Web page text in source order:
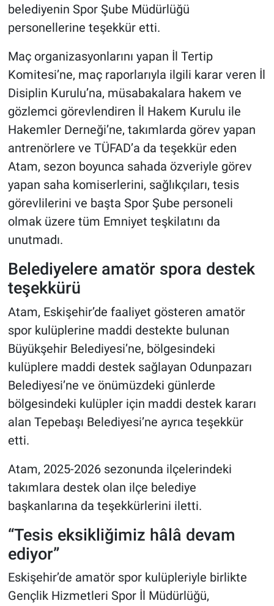
belediyenin Spor Şube Müdürlüğü
personellerine teşekkür etti.
Maç organizasyonlarını yapan İl Tertip
Komitesi’ne, maç raporlarıyla ilgili karar veren İl
Disiplin Kurulu’na, müsabakalara hakem ve
gözlemci görevlendiren İl Hakem Kurulu ile
Hakemler Derneği’ne, takımlarda görev yapan
antrenörlere ve TÜFAD’a da teşekkür eden
Atam, sezon boyunca sahada özveriyle görev
yapan saha komiserlerini, sağlıkçıları, tesis
görevlilerini ve başta Spor Şube personeli
olmak üzere tüm Emniyet teşkilatını da
unutmadı.
Belediyelere amatör spora destek
teşekkürü
Atam, Eskişehir’de faaliyet gösteren amatör
spor kulüplerine maddi destekte bulunan
Büyükşehir Belediyesi’ne, bölgesindeki
kulüplere maddi destek sağlayan Odunpazarı
Belediyesi’ne ve önümüzdeki günlerde
bölgesindeki kulüpler için maddi destek kararı
alan Tepebaşı Belediyesi’ne ayrıca teşekkür
etti.
Atam, 2025-2026 sezonunda ilçelerindeki
takımlara destek olan ilçe belediye
başkanlarına da teşekkürlerini iletti.
“Tesis eksikliğimiz hâlâ devam
ediyor”
Eskişehir’de amatör spor kulüpleriyle birlikte
Gençlik Hizmetleri Spor İl Müdürlüğü,